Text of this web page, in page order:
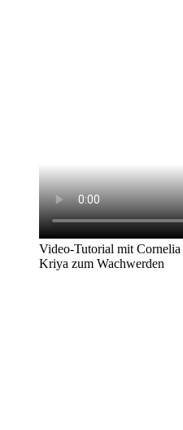
Video-Tutorial mit
Kriya zum Wachwerden